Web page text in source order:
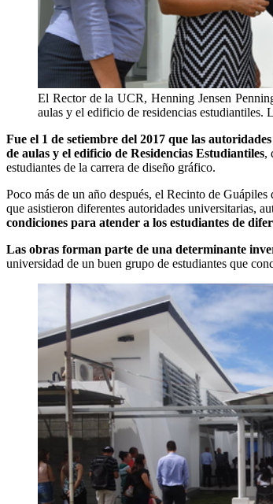
El Rector de la UCR, Henning Jensen
aulas y el edificio de residencias
Fue el 1 de setiembre del 2017 que las
de aulas y el edificio de Residencias Estudiantiles,
estudiantes de la carrera de diseño gráfico.
Poco más de un año después, el Recinto de
que asistieron diferentes autoridades universitarias,
condiciones para atender a los estudiantes de
Las obras forman parte de una determinante
universidad de un buen grupo de estudiantes que